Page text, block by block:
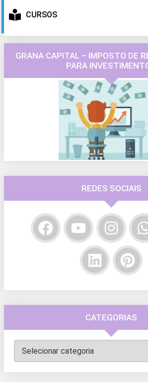
CURSOS
GRANA CAPITAL – IMPOSTO DE
PARA
REDES SOCIAIS
CATEGORIAS
Categorias